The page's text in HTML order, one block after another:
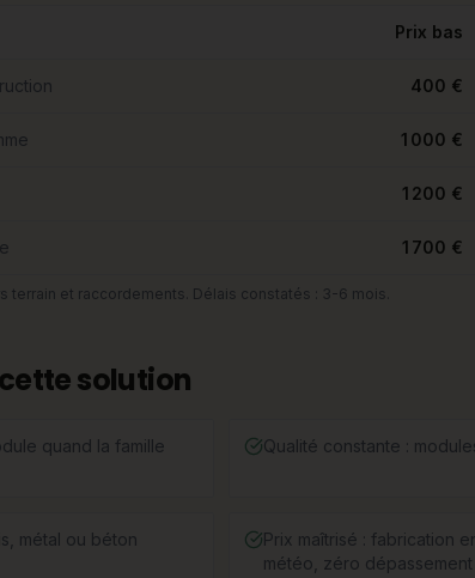
Prix bas
400 €
1 000 €
1 200 €
1 700 €
terrain et raccordements. Délais constatés : 3-6 mois.
solution
quand la famille
Qualité constante :
métal ou béton
Prix maîtrisé : fabrication
météo, zéro dépassement